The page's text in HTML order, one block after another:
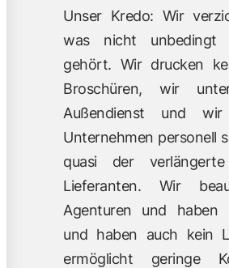
Unser Kredo: Wir
was nicht unbedingt
gehört. Wir drucken
Broschüren, wir
Außendienst und
Unternehmen personell
quasi der
Lieferanten. Wir
Agenturen und haben
und haben auch kein
ermöglicht geringe